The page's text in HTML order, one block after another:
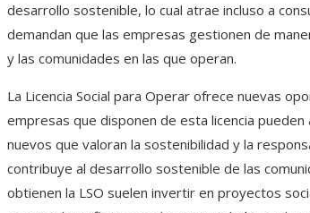
desarrollo sostenible, lo cual atrae incluso a
demandan que las empresas gestionen de
y las comunidades en las que operan.
La Licencia Social para Operar ofrece nuevas
empresas que disponen de esta licencia
nuevos que valoran la sostenibilidad y la
contribuye al desarrollo sostenible de las
obtienen la LSO suelen invertir en proyectos